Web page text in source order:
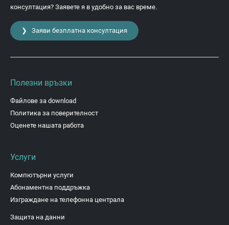
консултация? Заявете я в удобно за вас време.
❯ Заяви безплатна консултация
Полезни връзки
Файлове за download
Политика за поверителност
Оценете нашата работа
Услуги
Компютърни услуги
Абонаментна поддръжка
Изграждане на телефонна централа
Защита на данни